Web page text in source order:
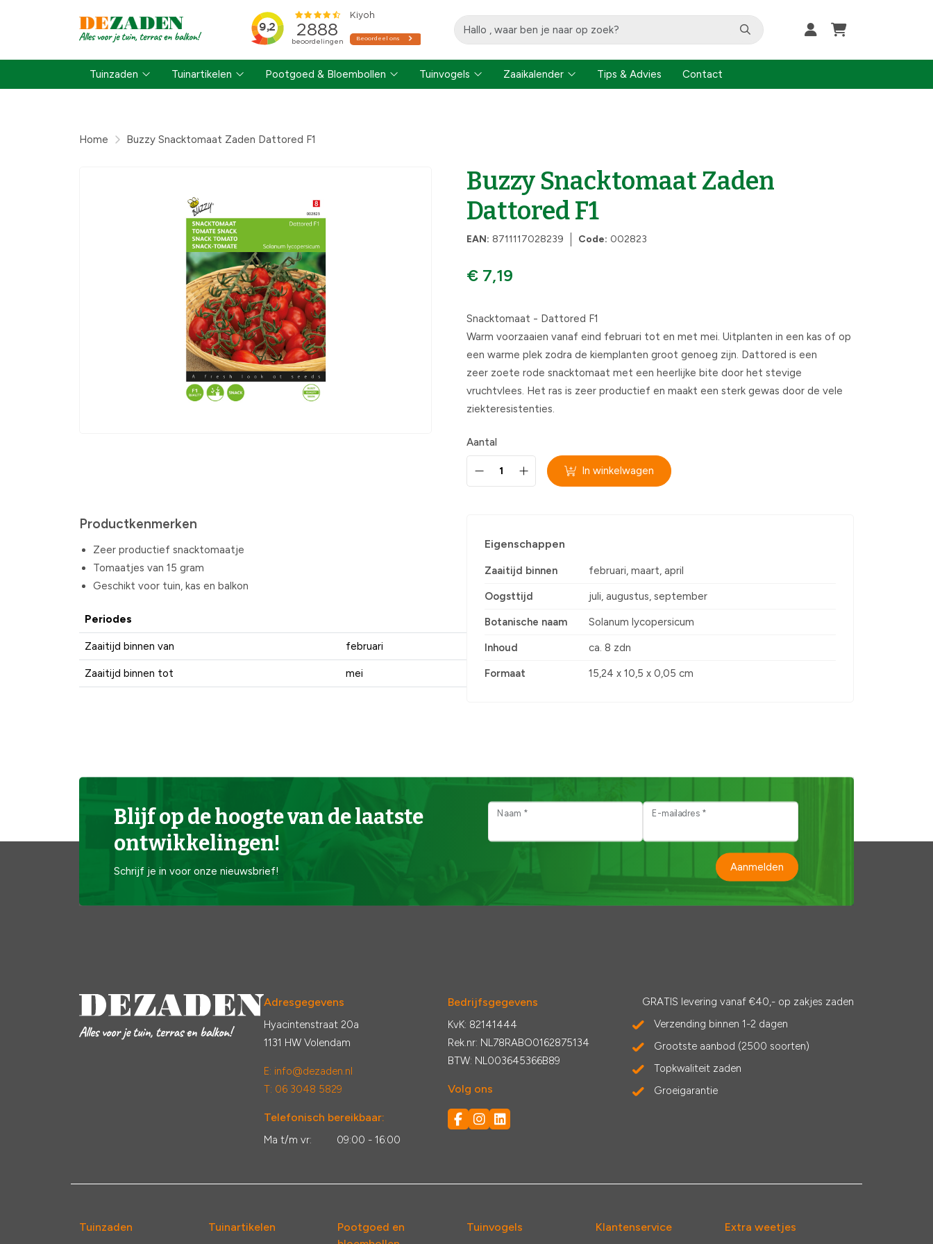
Tuinzaden Tuinartikelen Pootgoed & Bloembollen Tuinvogels Zaaikalender Tips & Advies Contact
Home Buzzy Snacktomaat Zaden Dattored F1
Buzzy Snacktomaat Zaden
Dattored F1
EAN: 8711117028239 Code: 002823
€ 7,19
Snacktomaat - Dattored F1
Warm voorzaaien vanaf eind februari tot en met mei. Uitplanten in een kas of op
een warme plek zodra de kiemplanten groot genoeg zijn. Dattored is een
zeer zoete rode snacktomaat met een heerlijke bite door het stevige
vruchtvlees. Het ras is zeer productief en maakt een sterk gewas door de vele
ziekteresistenties.
Aantal
In winkelwagen
Productkenmerken
Zeer productief snacktomaatje
Tomaatjes van 15 gram
Geschikt voor tuin, kas en balkon
Periodes
Zaaitijd binnen van februari
Zaaitijd binnen tot mei
Eigenschappen
Zaaitijd binnen februari, maart, april
Oogsttijd juli, augustus, september
Botanische naam Solanum lycopersicum
Inhoud ca. 8 zdn
Formaat 15,24 x 10,5 x 0,05 cm
Blijf op de hoogte van de laatste
ontwikkelingen!
Schrijf je in voor onze nieuwsbrief!
Naam * E-mailadres *
Aanmelden
Adresgegevens
Hyacintenstraat 20a
1131 HW Volendam
E: info@dezaden.nl
T: 06 3048 5829
Telefonisch bereikbaar:
Ma t/m vr: 09:00 - 16:00
Bedrijfsgegevens
KvK: 82141444
Rek.nr: NL78RABO0162875134
BTW: NL003645366B89
Volg ons
GRATIS levering vanaf €40,- op zakjes zaden
Verzending binnen 1-2 dagen
Grootste aanbod (2500 soorten)
Topkwaliteit zaden
Groeigarantie
Tuinzaden Tuinartikelen
Pootgoed en
Tuinvogels Klantenservice Extra weetjes